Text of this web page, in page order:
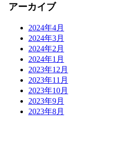
アーカイブ
2024年4月
2024年3月
2024年2月
2024年1月
2023年12月
2023年11月
2023年10月
2023年9月
2023年8月